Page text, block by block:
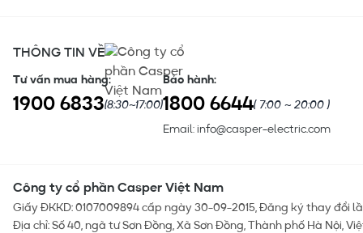
THÔNG TIN VỀ
Tư vấn mua hàng:
1900 6833(8:30~17:00)
Bảo hành:
1800 6644( 7:00 ~ 20:00 )
Email: info@casper-electric.com
Công ty cổ phần Casper Việt Nam
Giấy ĐKKD: 0107009894 cấp ngày 30-09-2015, Đăng ký thay đổi
Địa chỉ: Số 40, ngã tư Sơn Đồng, Xã Sơn Đồng, Thành phố Hà Nội,